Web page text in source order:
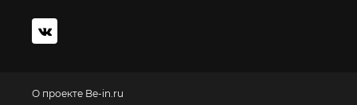
О проекте Be-in.ru